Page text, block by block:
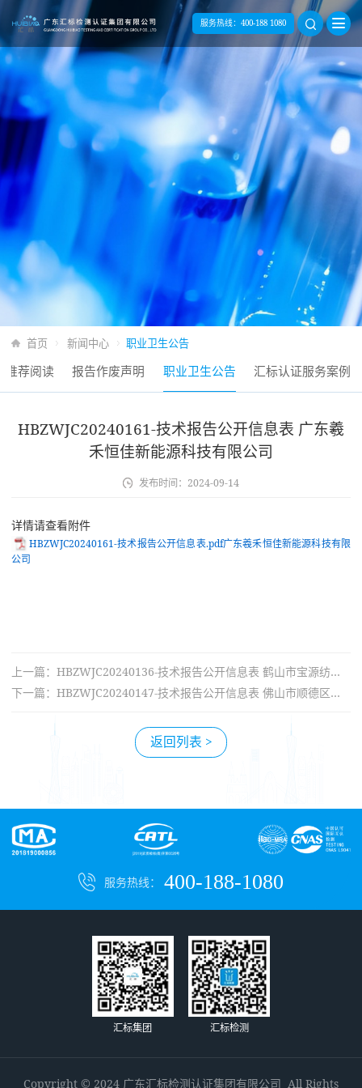
服务热线： 400-188 1080
首页 新闻中心 职业卫生公告
推荐阅读 报告作废声明 职业卫生公告 汇标认证服务案例
HBZWJC20240161-技术报告公开信息表 广东羲
禾恒佳新能源科技有限公司
发布时间： 2024-09-14
详情请查看附件
HBZWJC20240161-技术报告公开信息表.pdf广东羲禾恒佳新能源科技有限
公司
上一篇：HBZWJC20240136-技术报告公开信息表 鹤山市宝源纺织有限公司
下一篇：HBZWJC20240147-技术报告公开信息表 佛山市顺德区信田塑胶实业有限公司
返回列表 >
服务热线： 400-188-1080
汇标集团 汇标检测
Copyright © 2024 广东汇标检测认证集团有限公司 All Rights